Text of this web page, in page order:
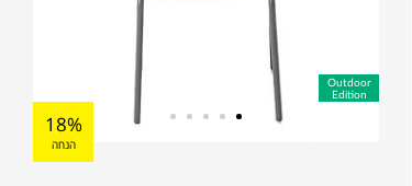
Outdoor
Edition
18%
הנחה